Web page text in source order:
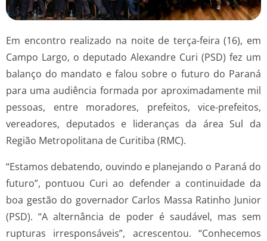
Em encontro realizado na noite de terça-feira (16), em
Campo Largo, o deputado Alexandre Curi (PSD) fez um
balanço do mandato e falou sobre o futuro do Paraná
para uma audiência formada por aproximadamente mil
pessoas, entre moradores, prefeitos, vice-prefeitos,
vereadores, deputados e lideranças da área Sul da
Região Metropolitana de Curitiba (RMC).
“Estamos debatendo, ouvindo e planejando o Paraná do
futuro”, pontuou Curi ao defender a continuidade da
boa gestão do governador Carlos Massa Ratinho Junior
(PSD). “A alternância de poder é saudável, mas sem
rupturas irresponsáveis”, acrescentou. “Conhecemos